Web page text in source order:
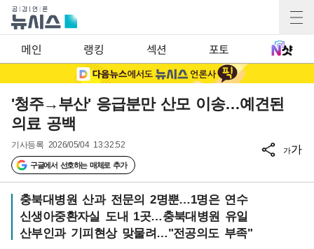
메인 랭킹 섹션 포토
'청주→부산' 응급분만 산모 이송…예견된
의료 공백
기사등록 2026/05/04 13:32:52
구글에서 선호하는 매체로 추가
가가
충북대병원 산과 전문의 2명뿐…1명은 연수
신생아중환자실 도내 1곳…충북대병원 유일
산부인과 기피현상 맞물려…"전공의도 부족"